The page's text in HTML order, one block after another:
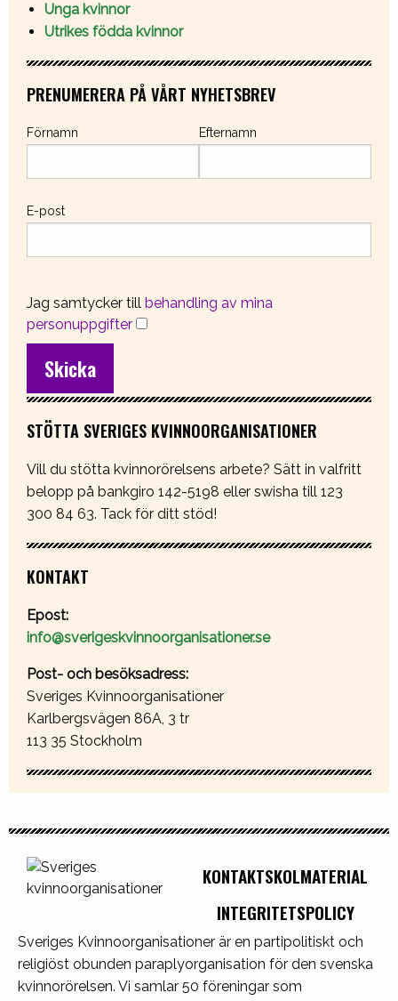
Unga kvinnor
Utrikes födda kvinnor
PRENUMERERA PÅ VÅRT NYHETSBREV
Förnamn Efternamn
E-post
Jag samtycker till behandling av mina
personuppgifter
STÖTTA SVERIGES KVINNOORGANISATIONER
Vill du stötta kvinnorörelsens arbete? Sätt in valfritt
belopp på bankgiro 142-5198 eller swisha till 123
300 84 63. Tack för ditt stöd!
KONTAKT
Epost:
info@sverigeskvinnoorganisationer.se
Post- och besöksadress:
Sveriges Kvinnoorganisationer
Karlbergsvägen 86A, 3 tr
113 35 Stockholm
Sveriges Kvinnoorganisationer är en partipolitiskt och
religiöst obunden paraplyorganisation för den svenska
kvinnorörelsen. Vi samlar 50 föreningar som
KONTAKTSKOLMATERIAL
INTEGRITETSPOLICY